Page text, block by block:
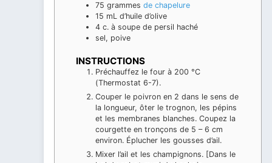
75 grammes de chapelure
15 mL d’huile d’olive
4 c. à soupe de persil haché
sel, poive
INSTRUCTIONS
Préchauffez le four à 200 °C
(Thermostat 6-7).
Couper le poivron en 2 dans le sens de
la longueur, ôter le trognon, les pépins
et les membranes blanches. Coupez la
courgette en tronçons de 5 – 6 cm
environ. Éplucher les gousses d’ail.
Mixer l’ail et les champignons. [Dans le